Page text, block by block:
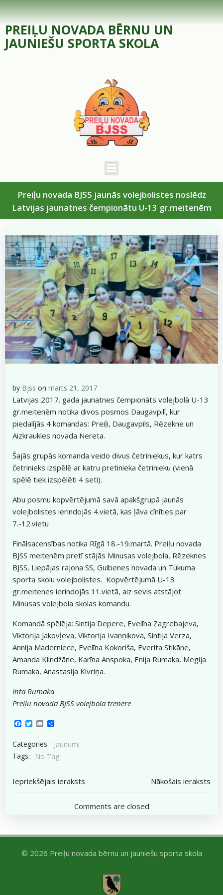
Skip
to
content
PREIĻU NOVADA BĒRNU UN
JAUNIEŠU SPORTA SKOLA
Preiļu novada BJSS jaunās volejbolistes noslēdz
Latvijas jaunatnes čempionātu U-13 gr.meitenēm
by Bjss on marts 21, 2017
Latvijas 2017. gada jaunatnes čempionāts volejbolā U-13
gr.meitenēm notika divos posmos Daugavpilī, kur
piedalījās 4 komandas: Preiļi, Daugavpils, Rēzekne un
Aizkraukles novada Nereta.
Šajās grupās komanda veido divus četriniekus, kur katrs
četrinieks izspēlē ar katru pretinieka četrinieku (vienā
spēlē tiek izspēlēti 4 seti).
Abu posmu kopvērtējumā savā apakšgrupā jaunās
volejbolistes ierindojās 4.vietā, kas ļāva cīnīties par
7.-12.vietu
Finālsacensības notika Rīgā 18.-19.martā. Preiļu novada
BJSS meitenēm pretī stājās Minusas volejbola, Rēzeknes
BJSS, Liepājas rajona SS, Gulbenes novada un Tukuma
sporta skolu volejbolistes. Kopvērtējumā U-13
gr.meitenes ierindojās 11.vietā, aiz sevis atstājot
Minusas volejbola skolas komandu.
Komandā spēlēja: Sintija Depere, Evelīna Zagrebajeva,
Viktorija Jakovļeva, Viktorija Ivanņikova, Sintija Verza,
Annija Maderniece, Evelīna Kokoriša, Everita Stikāne,
Amanda Klindžāne, Karīna Anspoka, Enija Rumaka, Megija
Rumaka, Anastasija Kivriņa.
Inta Rumaka
Preiļu novada BJSS volejbola trenere
Facebook
Twitter
Email
Categories:
Jaunumi
Tags:
No Tag
Post
navigation
Iepriekšējais ieraksts
navigation
Nākošais ieraksts
Comments are closed
© 2026 Preiļu novada bērnu un jauniešu sporta skola